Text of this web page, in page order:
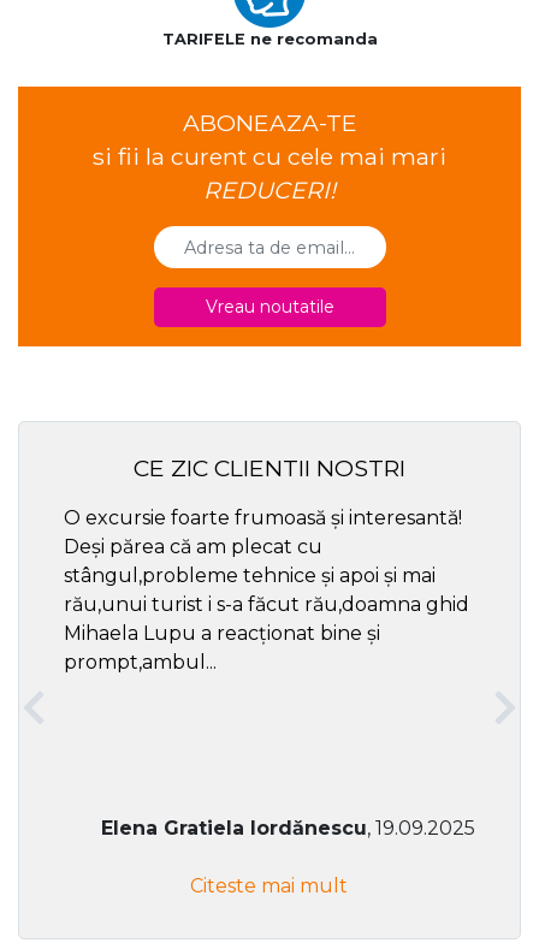
TARIFELE ne recomanda
ABONEAZA-TE
si fii la curent cu cele mai mari
REDUCERI!
Vreau noutatile
CE ZIC CLIENTII NOSTRI
O excursie foarte frumoasă și interesantă!
Deși părea că am plecat cu
stângul,probleme tehnice și apoi și mai
rău,unui turist i s-a făcut rău,doamna ghid
Mihaela Lupu a reacționat bine și
prompt,ambul...
Elena Gratiela Iordănescu, 19.09.2025
Citeste mai mult